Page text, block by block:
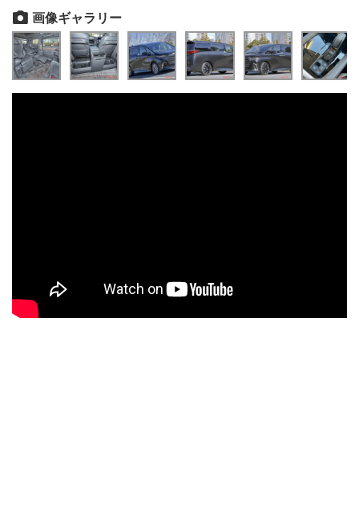
画像ギャラリー